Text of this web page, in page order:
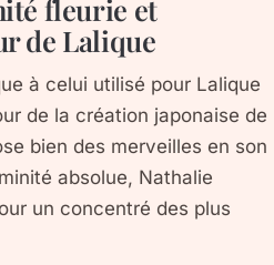
fleurie et
de Lalique
à celui utilisé pour Lalique
de la création japonaise de
bien des merveilles en son
absolue, Nathalie
un concentré des plus